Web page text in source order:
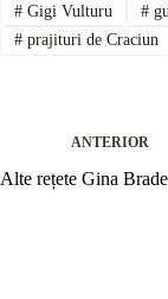
#Gigi Vulturu #
#prajituri de Craciun
ANTERIOR
Alte rețete Gina